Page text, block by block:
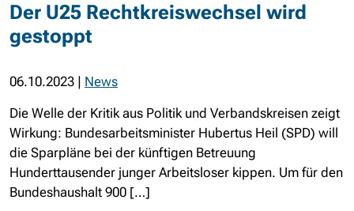
Der U25 Rechtkreiswechsel wird
gestoppt
06.10.2023 | News
Die Welle der Kritik aus Politik und Verbandskreisen zeigt
Wirkung: Bundesarbeitsminister Hubertus Heil (SPD) will
die Sparpläne bei der künftigen Betreuung
Hunderttausender junger Arbeitsloser kippen. Um für den
Bundeshaushalt 900 […]